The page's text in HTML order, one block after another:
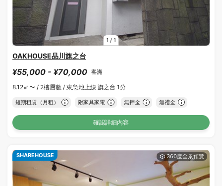
1 / 1
OAKHOUSE品川旗之台
¥55,000 - ¥70,000 客滿
8.12㎡〜 / 2樓層數 / 東急池上線 旗之台 1分
短期租賃（月租） 附家具家電 無押金 無禮金
確認詳細內容
SHAREHOUSE